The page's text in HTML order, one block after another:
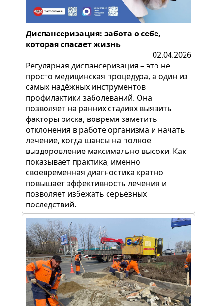
Диспансеризация: забота о себе,
которая спасает жизнь
02.04.2026
Регулярная диспансеризация – это не
просто медицинская процедура, а один из
самых надёжных инструментов
профилактики заболеваний. Она
позволяет на ранних стадиях выявить
факторы риска, вовремя заметить
отклонения в работе организма и начать
лечение, когда шансы на полное
выздоровление максимально высоки. Как
показывает практика, именно
своевременная диагностика кратно
повышает эффективность лечения и
позволяет избежать серьёзных
последствий.